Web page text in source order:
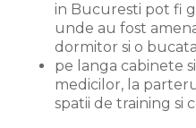
in Bucuresti pot fi
unde au fost
dormitor si o
pe langa cabinete
medicilor, la
spatii de training si